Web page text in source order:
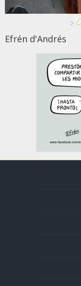
Efrén d'Andrés